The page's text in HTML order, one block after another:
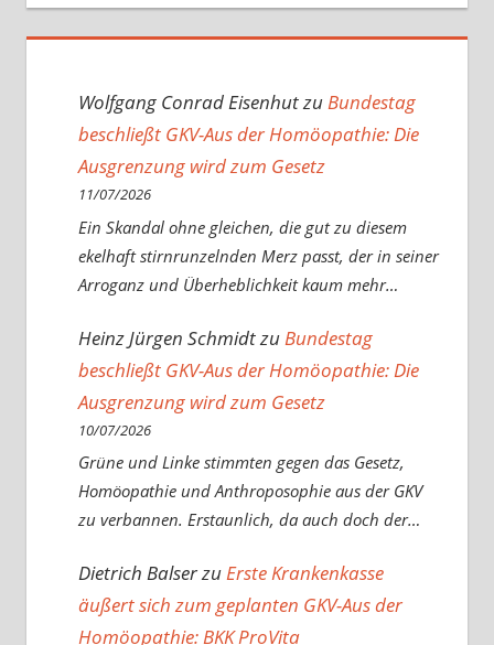
Wolfgang Conrad EisenhutzuBundestag
beschließt GKV-Aus der Homöopathie: Die
Ausgrenzung wird zum Gesetz
11/07/2026
Ein Skandal ohne gleichen, die gut zu diesem
ekelhaft stirnrunzelnden Merz passt, der in seiner
Arroganz und Überheblichkeit kaum mehr…
Heinz Jürgen Schmidtzu Bundestag
beschließt GKV-Aus der Homöopathie: Die
Ausgrenzung wird zum Gesetz
10/07/2026
Grüne und Linke stimmten gegen das Gesetz,
Homöopathie und Anthroposophie aus der GKV
zu verbannen. Erstaunlich, da auch doch der…
Dietrich BalserzuErste Krankenkasse
äußert sich zum geplanten GKV-Aus der
Homöopathie: BKK ProVita